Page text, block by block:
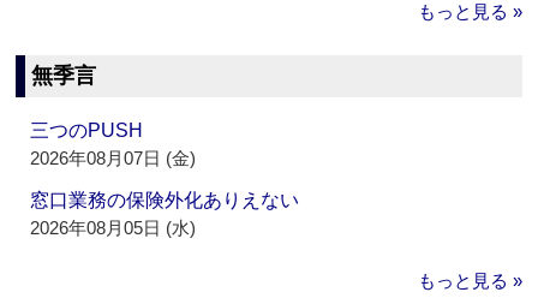
もっと見る »
無季言
三つのPUSH
2026年08月07日 (金)
窓口業務の保険外化ありえない
2026年08月05日 (水)
もっと見る »